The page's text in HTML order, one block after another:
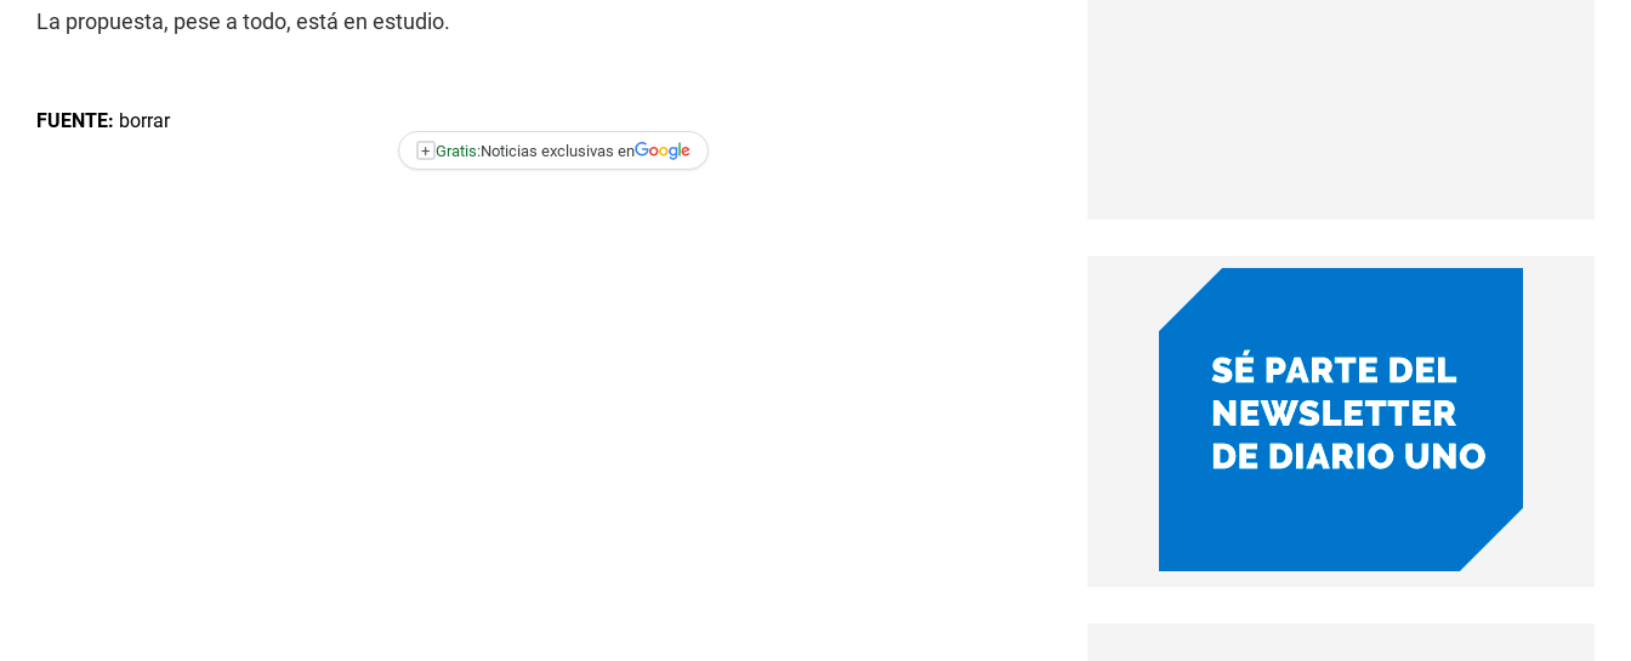
La propuesta, pese a todo, está en estudio.
FUENTE: borrar
+ Gratis:Noticias exclusivas en